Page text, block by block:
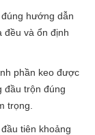
hướng dẫn
đều và ổn định
phần keo được
đầu trộn đúng
trọng.
tiên khoảng